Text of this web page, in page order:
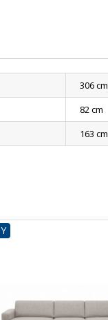
306 cm
82 cm
163 cm